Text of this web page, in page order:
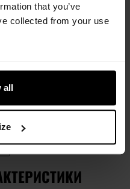
that you’ve
collected from your use
all